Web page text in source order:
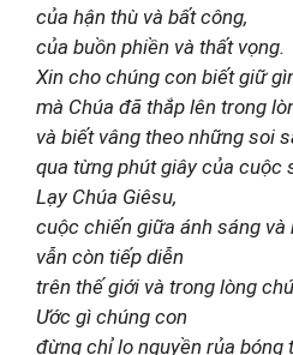
của hận thù và bất công,
của buồn phiền và thất vọng.
Xin cho chúng con biết giữ
mà Chúa đã thắp lên trong
và biết vâng theo những soi
qua từng phút giây của cuộc
Lạy Chúa Giêsu,
cuộc chiến giữa ánh sáng và
vẫn còn tiếp diễn
trên thế giới và trong lòng
Ước gì chúng con
đừng chỉ lo nguyền rủa bóng